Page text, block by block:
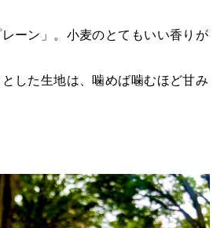
ーン」。小麦のとてもいい香りが
した生地は、噛めば噛むほど甘み